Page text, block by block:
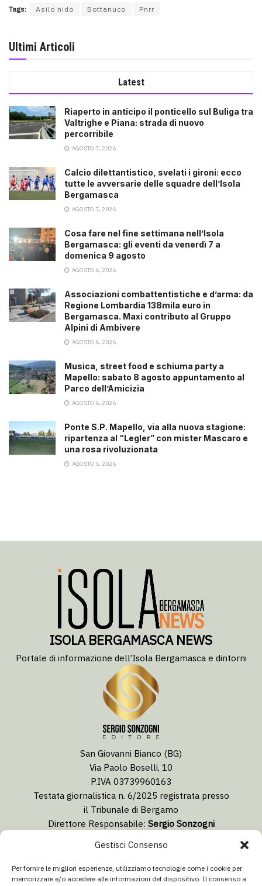
Gestisci Consenso
Per fornire le migliori esperienze, utilizziamo tecnologie come i cookie per
memorizzare e/o accedere alle informazioni del dispositivo. Il consenso a
Tags: Asilo nido Bottanuco Pnrr
Ultimi Articoli
Latest
Riaperto in anticipo il ponticello sul Buliga tra
Valtrighe e Piana: strada di nuovo
percorribile
AGOSTO 7, 2026
Calcio dilettantistico, svelati i gironi: ecco
tutte le avversarie delle squadre dell’Isola
Bergamasca
AGOSTO 7, 2026
Cosa fare nel fine settimana nell’Isola
Bergamasca: gli eventi da venerdì 7 a
domenica 9 agosto
AGOSTO 6, 2026
Associazioni combattentistiche e d’arma: da
Regione Lombardia 138mila euro in
Bergamasca. Maxi contributo al Gruppo
Alpini di Ambivere
AGOSTO 6, 2026
Musica, street food e schiuma party a
Mapello: sabato 8 agosto appuntamento al
Parco dell’Amicizia
AGOSTO 6, 2026
Ponte S.P. Mapello, via alla nuova stagione:
ripartenza al “Legler” con mister Mascaro e
una rosa rivoluzionata
AGOSTO 5, 2026
ISOLA BERGAMASCA NEWS
Portale di informazione dell’Isola Bergamasca e dintorni
San Giovanni Bianco (BG)
Via Paolo Boselli, 10
P.IVA 03739960163
Testata giornalistica n. 6/2025 registrata presso
il Tribunale di Bergamo
Direttore Responsabile: Sergio Sonzogni
redazione@isolabergamascanews.it